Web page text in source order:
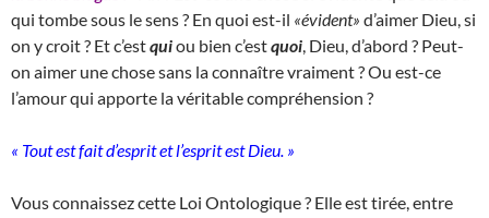
qui tombe sous le sens ? En quoi est-il «évident» d’aimer Dieu, si
on y croit ? Et c’estquiou bien c’estquoi , Dieu, d’abord ? Peut-
on aimer une chose sans la connaître vraiment ? Ou est-ce
l’amour qui apporte la véritable compréhension ?
« Tout est fait d’esprit et l’esprit est Dieu. »
Vous connaissez cette Loi Ontologique ? Elle est tirée, entre